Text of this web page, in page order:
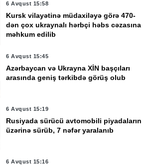
6 Avqust 15:58
Kursk vilayətinə müdaxiləyə görə 470-
dən çox ukraynalı hərbçi həbs cəzasına
məhkum edilib
6 Avqust 15:45
Azərbaycan və Ukrayna XİN başçıları
arasında geniş tərkibdə görüş olub
6 Avqust 15:19
Rusiyada sürücü avtomobili piyadaların
üzərinə sürüb, 7 nəfər yaralanıb
6 Avqust 15:16